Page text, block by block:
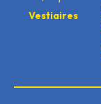
Vestiaires